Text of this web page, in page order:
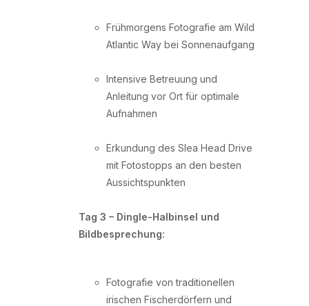
Frühmorgens Fotografie am Wild
Atlantic Way bei Sonnenaufgang
Intensive Betreuung und
Anleitung vor Ort für optimale
Aufnahmen
Erkundung des Slea Head Drive
mit Fotostopps an den besten
Aussichtspunkten
Tag 3 – Dingle-Halbinsel und
Bildbesprechung:
Fotografie von traditionellen
irischen Fischerdörfern und